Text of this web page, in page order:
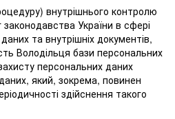
внутрішнього контролю
України в сфері
та внутрішніх документів,
Володільця бази персональних
персональних даних
який, зокрема, повинен
здійснення такого